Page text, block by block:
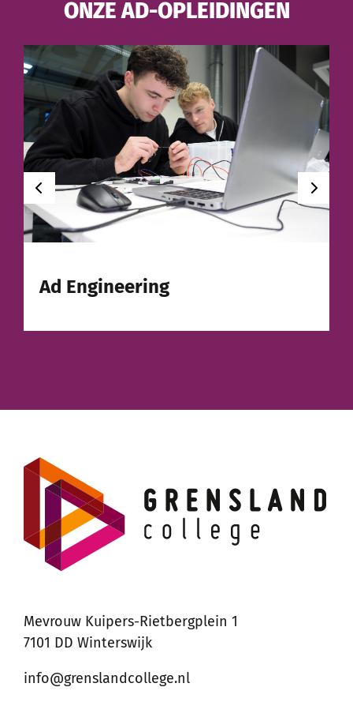
ONZE AD-OPLEIDINGEN
Ad Engineering
Mevrouw Kuipers-Rietbergplein 1
7101 DD Winterswijk
info@grenslandcollege.nl